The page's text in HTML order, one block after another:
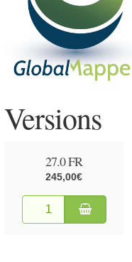
Versions
27.0 FR
245,00€